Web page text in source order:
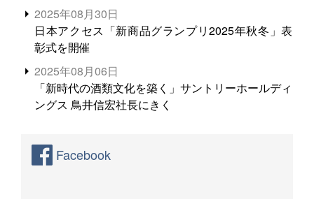
2025年08月30日
日本アクセス「新商品グランプリ2025年秋冬」表
彰式を開催
2025年08月06日
「新時代の酒類文化を築く」サントリーホールディ
ングス 鳥井信宏社長にきく
Facebook